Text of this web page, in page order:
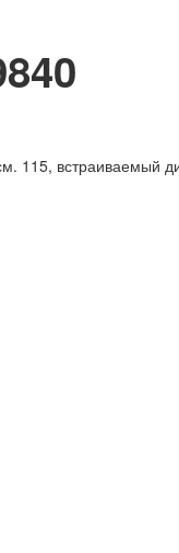
115, встраиваемый